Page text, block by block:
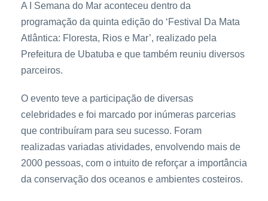
A I Semana do Mar aconteceu dentro da
programação da quinta edição do ‘Festival Da Mata
Atlântica: Floresta, Rios e Mar’, realizado pela
Prefeitura de Ubatuba e que também reuniu diversos
parceiros.
O evento teve a participação de diversas
celebridades e foi marcado por inúmeras parcerias
que contribuíram para seu sucesso. Foram
realizadas variadas atividades, envolvendo mais de
2000 pessoas, com o intuito de reforçar a importância
da conservação dos oceanos e ambientes costeiros.